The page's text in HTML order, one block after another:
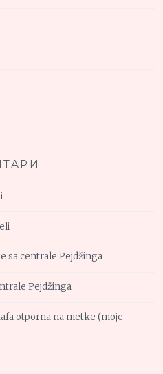
sa centrale Pejdžinga
Pejdžinga
otporna na metke (moje